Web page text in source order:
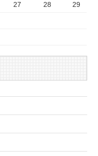
27 28 29